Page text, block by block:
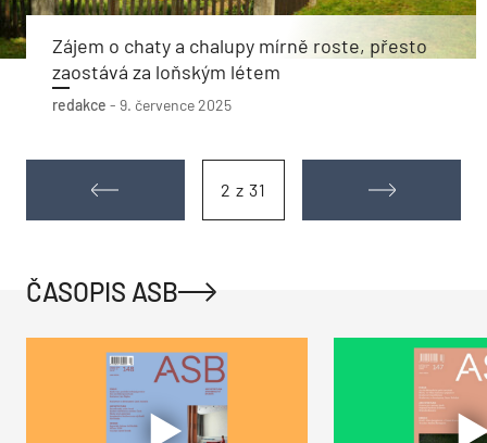
Zájem o chaty a chalupy mírně roste, přesto
zaostává za loňským létem
redakce - 9. července 2025
2 z 31
ČASOPIS ASB